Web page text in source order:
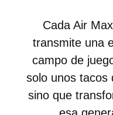
Cada Air
transmite una
campo de
solo unos tacos
sino que